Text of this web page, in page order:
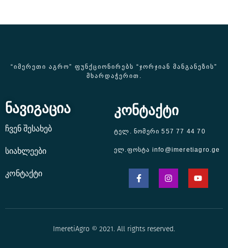
“ᲘᲛᲔᲠᲔᲗᲘ ᲐᲒᲠᲝ” ᲤᲣᲜᲥᲪᲘᲝᲜᲘᲠᲔᲑᲡ “ᲯᲝᲠᲯᲘᲐᲜ ᲛᲐᲜᲒᲐᲜᲔᲖᲘᲡ”
ᲛᲮᲐᲠᲓᲐᲭᲔᲠᲘᲗ.
ნავიგაცია
ჩვენ შესახებ
სიახლეები
კონტაქტი
კონტაქტი
ტელ. ნომერი 557 77 44 70
ელ.ფოსტა info@imeretiagro.ge
ImeretiAgro © 2021. All rights reserved.